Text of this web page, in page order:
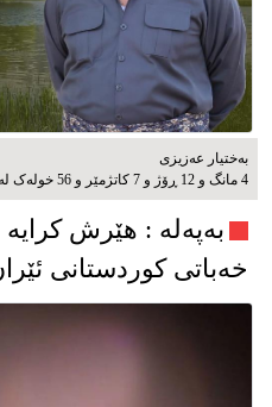
بەختیار عەزیزی
4 مانگ و 12 ڕۆژ و 7 کاتژمێر و 56 خوله‌ک له‌مه‌وپێش‌
به‌په‌له‌ : هێرش
خەباتی کوردستانی